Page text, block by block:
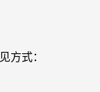
方式：